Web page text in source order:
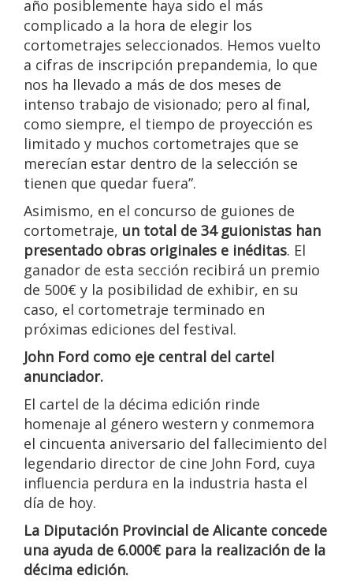
año posiblemente haya sido el más
complicado a la hora de elegir los
cortometrajes seleccionados. Hemos vuelto
a cifras de inscripción prepandemia, lo que
nos ha llevado a más de dos meses de
intenso trabajo de visionado; pero al final,
como siempre, el tiempo de proyección es
limitado y muchos cortometrajes que se
merecían estar dentro de la selección se
tienen que quedar fuera”.
Asimismo, en el concurso de guiones de
cortometraje, un total de 34 guionistas han
presentado obras originales e inéditas. El
ganador de esta sección recibirá un premio
de 500€ y la posibilidad de exhibir, en su
caso, el cortometraje terminado en
próximas ediciones del festival.
John Ford como eje central del cartel
anunciador.
El cartel de la décima edición rinde
homenaje al género western y conmemora
el cincuenta aniversario del fallecimiento del
legendario director de cine John Ford, cuya
influencia perdura en la industria hasta el
día de hoy.
La Diputación Provincial de Alicante concede
una ayuda de 6.000€ para la realización de la
décima edición.